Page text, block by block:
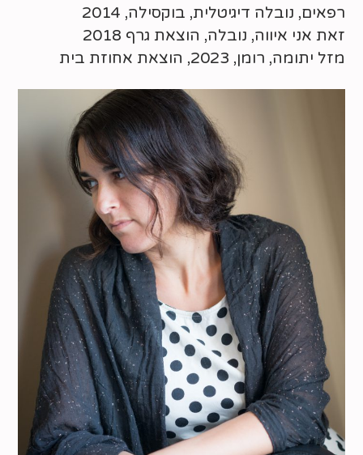
רפאים, נובלה דיגיטלית, בוקסילה, 2014
זאת אני איווה, נובלה, הוצאת גרף 2018
מזל יתומה, רומן, 2023, הוצאת אחוזת בית